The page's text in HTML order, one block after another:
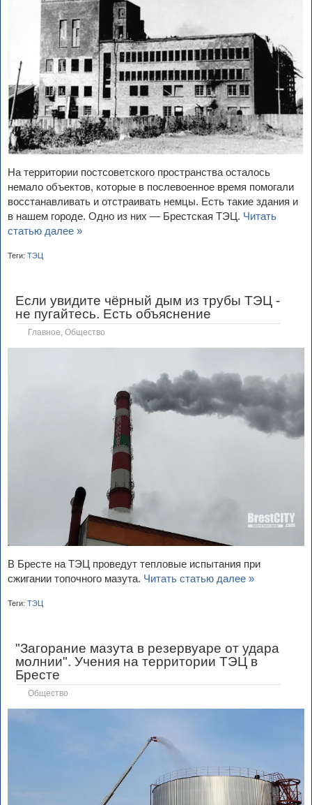
На территории постсоветского пространства осталось
немало объектов, которые в послевоенное время помогали
восстанавливать и отстраивать немцы. Есть такие здания и
в нашем городе. Одно из них — Брестская ТЭЦ. Читать
статью далее »
Теги: ТЭЦ
Если увидите чёрный дым из трубы ТЭЦ -
не пугайтесь. Есть объяснение
Главное Общество
В Бресте на ТЭЦ проведут тепловые испытания при
сжигании топочного мазута. Читать статью далее »
Теги: ТЭЦ
"Загорание мазута в резервуаре от удара
молнии". Учения на территории ТЭЦ в
Бресте
Общество